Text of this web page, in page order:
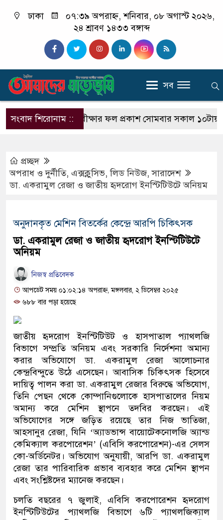
ঢাকা
০৭:৩৯ অপরাহ্ন, শনিবার, ০৮ অগাস্ট ২০২৬,
২৪ শ্রাবণ ১৪৩৩ বঙ্গাব্দ
সব
সংবাদ শিরোনাম ::
এসএসসি পরীক্ষার ফল প্রকাশ সোমবার সকাল ১০টায়, যেভাবে
প্রচ্ছদ
অপরাধ ‍ও দুর্নীতি, এক্সক্লুসিভ,লিড নিউজ,সারাদেশ
ডা. একরামুল রেজা ও জাতীয় হৃদরোগ ইনস্টিটিউটে অনিয়ম
অনুদানকৃত মেশিন বিতর্কের কেন্দ্রে আরপি চিকিৎসক
ডা. একরামুল রেজা ও জাতীয় হৃদরোগ ইনস্টিটিউটে
অনিয়ম
নিজস্ব প্রতিবেদক
আপডেট সময় ০১:০২:১৪ অপরাহ্ন, মঙ্গলবার, ২ ডিসেম্বর ২০২৫
৬৮৮ বার পড়া হয়েছে
জাতীয় হৃদরোগ ইনস্টিটিউট ও হাসপাতাল প্যাথলজি
বিভাগে সম্প্রতি অনিয়ম এবং সরকারি নির্দেশনা অমান্য
করার অভিযোগে ডা. একরামুল রেজা আলোচনার
কেন্দ্রবিন্দুতে উঠে এসেছেন। আবাসিক চিকিৎসক হিসেবে
দায়িত্ব পালন করা ডা. একরামুল রেজার বিরুদ্ধে অভিযোগ,
তিনি পেছন থেকে কোম্পানিগুলোকে হাসপাতালের নিয়ম
অমান্য করে মেশিন স্থাপনে তদবির করছেন। এই
অভিযোগের সঙ্গে জড়িত রয়েছে তার নিজ ভাতিজা,
আহসানুর রেজা, যিনি ‘অ্যাডভান্স বায়োটেকনোলজি অ্যান্ড
কেমিক্যাল করপোরেশন’ (এবিসি করপোরেশন)-এর সেলস
কো-অর্ডিনেটর। অভিযোগ অনুযায়ী, আরপি ডা. একরামুল
রেজা তার পারিবারিক প্রভাব ব্যবহার করে মেশিন স্থাপন
এবং সংশ্লিষ্টদের ম্যানেজ করছেন।
চলতি বছরের ৭ জুলাই, এবিসি করপোরেশন হৃদরোগ
ইনস্টিটিউটের প্যাথলজি বিভাগে ৬টি প্যাথলজিক্যাল